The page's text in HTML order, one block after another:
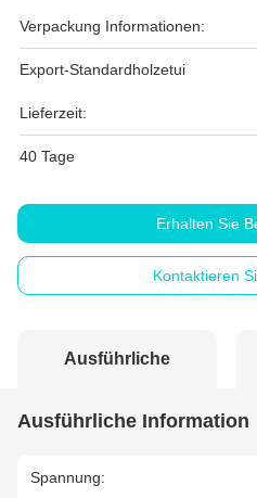
Verpackung Informationen:
Export-Standardholzetui
Lieferzeit:
40 Tage
Erhalten Sie
Kontaktieren
Ausführliche
Information
Ausführliche Information
Spannung: